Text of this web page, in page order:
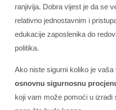
ranjivija. Dobra vijest je da se
relativno jednostavnim i
edukacije zaposlenika do
politika.
Ako niste sigurni koliko je
osnovnu sigurnosnu
koji vam može pomoći u izradi